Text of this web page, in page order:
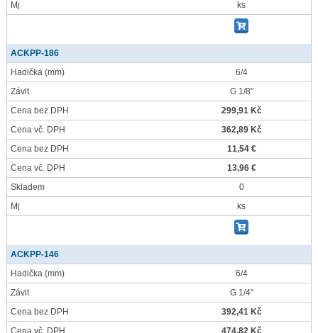
Mj
ks
ACKPP-186
Hadička (mm)
6/4
Závit
G 1/8"
Cena bez DPH
299,91 Kč
Cena vč. DPH
362,89 Kč
Cena bez DPH
11,54 €
Cena vč. DPH
13,96 €
Skladem
0
Mj
ks
ACKPP-146
Hadička (mm)
6/4
Závit
G 1/4"
Cena bez DPH
392,41 Kč
Cena vč. DPH
474,82 Kč